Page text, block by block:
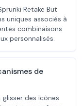
Retake But
uniques associés à
combinaisons
personnalisés.
de
des icônes